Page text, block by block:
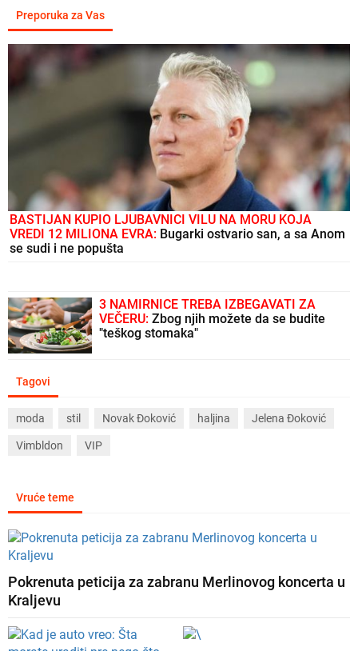
Preporuka za Vas
BASTIJAN KUPIO LJUBAVNICI VILU NA MORU KOJA
VREDI 12 MILIONA EVRA: Bugarki ostvario san, a sa Anom
se sudi i ne popušta
3 NAMIRNICE TREBA IZBEGAVATI ZA
VEČERU: Zbog njih možete da se budite
"teškog stomaka"
Tagovi
moda stil Novak Đoković haljina Jelena Đoković
Vimbldon VIP
Vruće teme
Pokrenuta peticija za zabranu Merlinovog koncerta u
Kraljevu